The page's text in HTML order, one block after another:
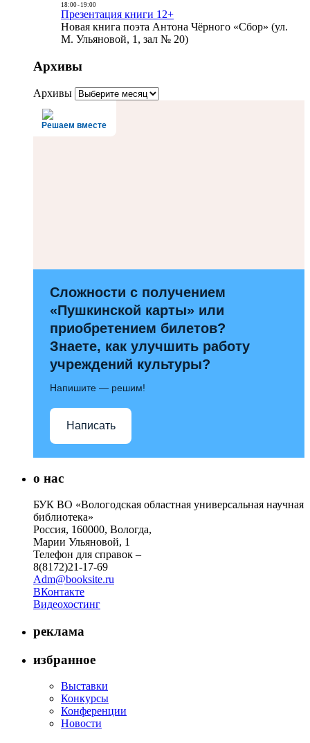
18:00- 19:00
Презентация книги 12+
Новая книга поэта Антона Чёрного «Сбор» (ул.
М. Ульяновой, 1, зал № 20)
Архивы
Архивы
Решаем вместе
Сложности с получением
«Пушкинской карты» или
приобретением билетов?
Знаете, как улучшить работу
учреждений культуры?
Напишите — решим!
Написать
о нас
БУК ВО «Вологодская областная универсальная научная
библиотека»
Россия, 160000, Вологда,
Марии Ульяновой, 1
Телефон для справок –
8(8172)21-17-69
Adm@booksite.ru
ВКонтакте
Видеохостинг
реклама
избранное
Выставки
Конкурсы
Конференции
Новости